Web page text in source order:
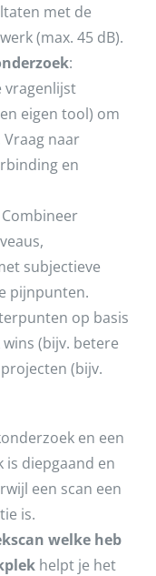
met de
(max. 45 dB).
:
vragenlijst
eigen tool) om
naar
en
subjectieve
pijnpunten.
op basis
(bijv. betere
(bijv.
en een
is diepgaand en
een scan een
is.
welke heb
helpt je het